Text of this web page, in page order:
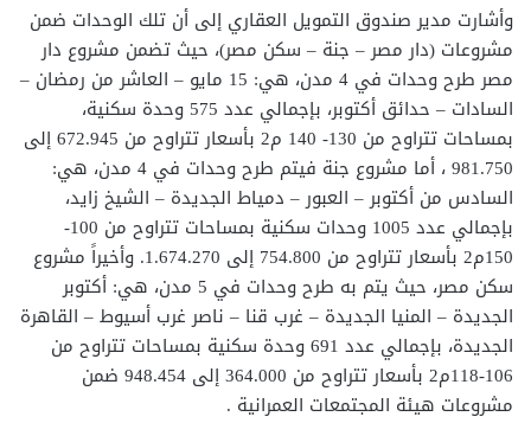
وأشارت مدير صندوق التمويل العقاري إلى أن تلك الوحدات ضمن
مشروعات (دار مصر – جنة – سكن مصر)، حيث تضمن مشروع دار
مصر طرح وحدات في 4 مدن، هي: 15 مايو – العاشر من رمضان –
السادات – حدائق أكتوبر، بإجمالي عدد 575 وحدة سكنية،
بمساحات تتراوح من 130- 140 م2 بأسعار تتراوح من 672.945 إلى
981.750 ، أما مشروع جنة فيتم طرح وحدات في 4 مدن، هي:
السادس من أكتوبر – العبور – دمياط الجديدة – الشيخ زايد،
بإجمالي عدد 1005 وحدات سكنية بمساحات تتراوح من 100-
150م2 بأسعار تتراوح من 754.800 إلى 1.674.270. وأخيراً مشروع
سكن مصر، حيث يتم به طرح وحدات في 5 مدن، هي: أكتوبر
الجديدة – المنيا الجديدة – غرب قنا – ناصر غرب أسيوط – القاهرة
الجديدة، بإجمالي عدد 691 وحدة سكنية بمساحات تتراوح من
106-118م2 بأسعار تتراوح من 364.000 إلى 948.454 ضمن
مشروعات هيئة المجتمعات العمرانية .